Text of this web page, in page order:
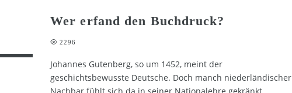
Wer erfand den Buchdruck?
2296
Johannes Gutenberg, so um 1452, meint der
geschichtsbewusste Deutsche. Doch manch niederländischer